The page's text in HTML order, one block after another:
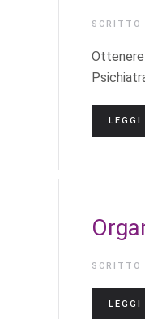
SCRITTO
SCRITTO